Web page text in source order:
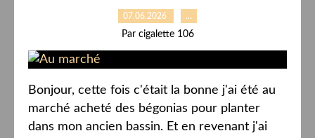
07.06.2026 …
Par cigalette 106
Bonjour, cette fois c'était la bonne j'ai été au
marché acheté des bégonias pour planter
dans mon ancien bassin. Et en revenant j'ai